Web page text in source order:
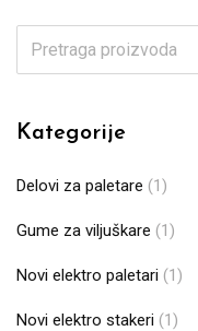
Kategorije
Delovi za paletare (1)
Gume za viljuškare (1)
Novi elektro paletari (1)
Novi elektro stakeri (1)